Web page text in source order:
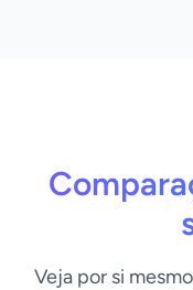
Veja por si